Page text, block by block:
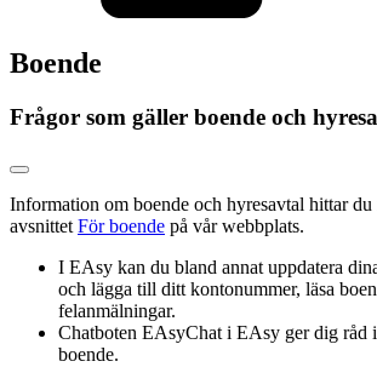
Boende
Frågor som gäller boende och
Information om boende och hyresavtal hittar
avsnittet För boende på vår webbplats.
I EAsy kan du bland annat uppdatera
och lägga till ditt kontonummer, läsa
felanmälningar.
Chatboten EAsyChat i EAsy ger dig råd
boende.